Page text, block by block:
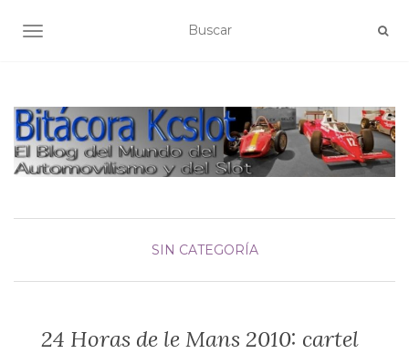
ALTERNAR NAVEGACIÓN
SIN CATEGORÍA
24 Horas de le Mans 2010: cartel